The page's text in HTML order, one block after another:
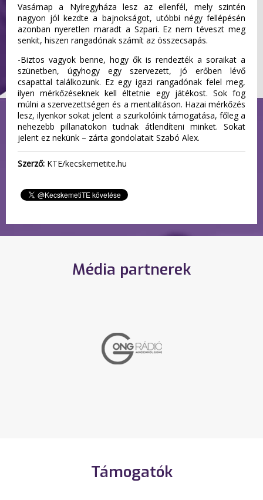
Vasárnap a Nyíregyháza lesz az ellenfél, mely szintén
nagyon jól kezdte a bajnokságot, utóbbi négy fellépésén
azonban nyeretlen maradt a Szpari. Ez nem téveszt meg
senkit, hiszen rangadónak számít az összecsapás.
-Biztos vagyok benne, hogy ők is rendezték a soraikat a
szünetben, úgyhogy egy szervezett, jó erőben lévő
csapattal találkozunk. Ez egy igazi rangadónak felel meg,
ilyen mérkőzéseknek kell éltetnie egy játékost. Sok fog
múlni a szervezettségen és a mentalitáson. Hazai mérkőzés
lesz, ilyenkor sokat jelent a szurkolóink támogatása, főleg a
nehezebb pillanatokon tudnak átlendíteni minket. Sokat
jelent ez nekünk – zárta gondolatait Szabó Alex.
Szerző: KTE/kecskemetite.hu
Média partnerek
Támogatók